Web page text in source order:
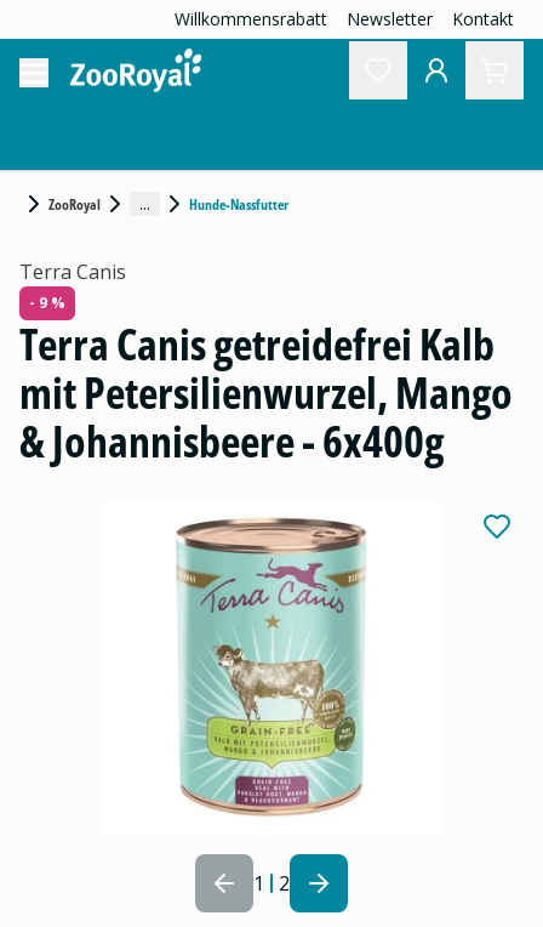
Willkommensrabatt Newsletter Kontakt
ZooRoyal ... Hunde-Nassfutter
1 2
Terra Canis
- 9 %
Terra Canis getreidefrei Kalb
mit Petersilienwurzel, Mango
& Johannisbeere - 6x400g